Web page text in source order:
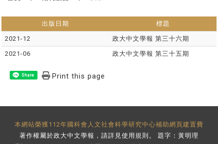
出版日期 標題
2021-12 政大中文學報 第三十六期
2021-06 政大中文學報 第三十五期
Share Print this page
本網站榮獲112年國科會人文社會科學研究中心補助網頁建置費
著作權屬於政大中文學報，請詳見使用規則 。 題字：黃明理